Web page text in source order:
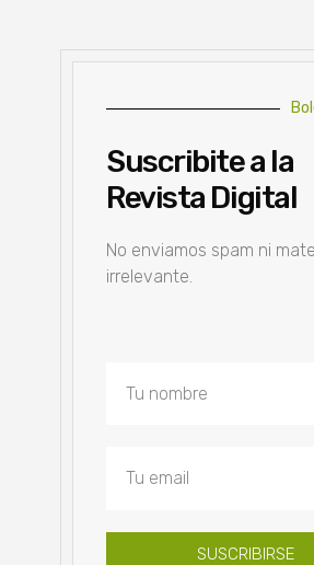
Suscribite a la
Revista Digital
No enviamos spam ni
irrelevante.
SUSCRIBIRSE